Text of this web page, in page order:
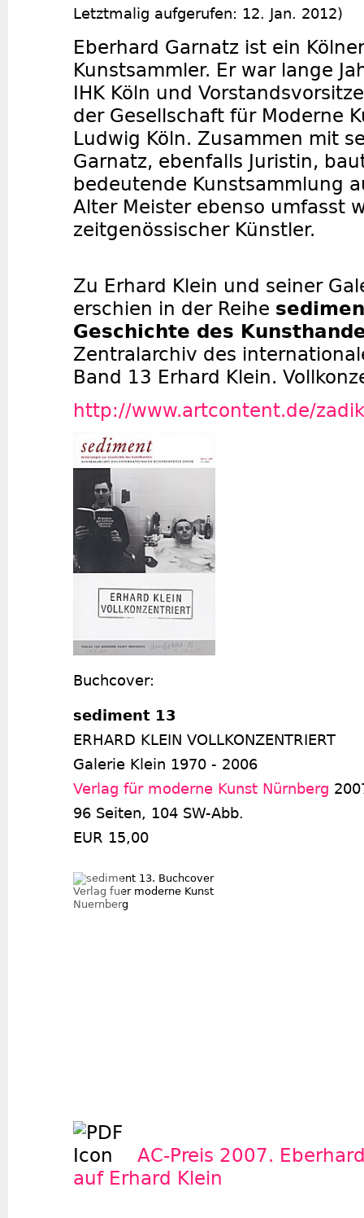
Letztmalig aufgerufen: 12. Jan. 2012)
Eberhard Garnatz ist ein
Kunstsammler. Er war lange
IHK Köln und
der Gesellschaft für Moderne
Ludwig Köln. Zusammen mit
Garnatz, ebenfalls Juristin,
bedeutende Kunstsammlung
Alter Meister ebenso umfasst
zeitgenössischer Künstler.
Zu Erhard Klein und seiner
erschien in der Reihe
Geschichte des
Zentralarchiv des
Band 13 Erhard Klein.
http://www.artcontent.de/
Buchcover:
sediment 13
ERHARD KLEIN VOLLKONZENTRIERT
Galerie Klein 1970 - 2006
Verlag für moderne Kunst Nürnberg
96 Seiten, 104 SW-Abb.
EUR 15,00
AC-Preis 2007.
auf Erhard Klein